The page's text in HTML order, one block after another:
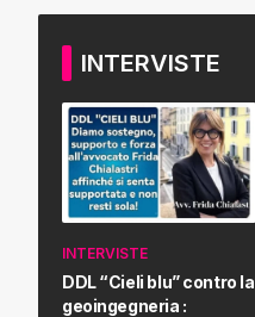
INTERVISTE
INTERVISTE
DDL “Cieli blu” contro la
geoingegneria :